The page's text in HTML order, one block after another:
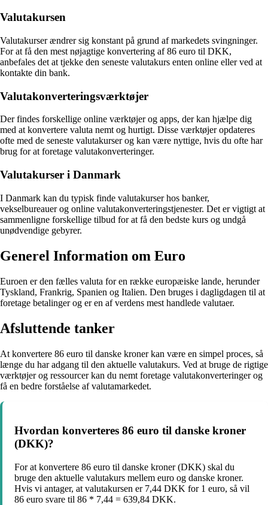
Valutakursen
Valutakurser ændrer sig konstant på grund af markedets svingninger.
For at få den mest nøjagtige konvertering af 86 euro til DKK,
anbefales det at tjekke den seneste valutakurs enten online eller ved at
kontakte din bank.
Valutakonverteringsværktøjer
Der findes forskellige online værktøjer og apps, der kan hjælpe dig
med at konvertere valuta nemt og hurtigt. Disse værktøjer opdateres
ofte med de seneste valutakurser og kan være nyttige, hvis du ofte har
brug for at foretage valutakonverteringer.
Valutakurser i Danmark
I Danmark kan du typisk finde valutakurser hos banker,
vekselbureauer og online valutakonverteringstjenester. Det er vigtigt at
sammenligne forskellige tilbud for at få den bedste kurs og undgå
unødvendige gebyrer.
Generel Information om Euro
Euroen er den fælles valuta for en række europæiske lande, herunder
Tyskland, Frankrig, Spanien og Italien. Den bruges i dagligdagen til at
foretage betalinger og er en af verdens mest handlede valutaer.
Afsluttende tanker
At konvertere 86 euro til danske kroner kan være en simpel proces, så
længe du har adgang til den aktuelle valutakurs. Ved at bruge de rigtige
værktøjer og ressourcer kan du nemt foretage valutakonverteringer og
få en bedre forståelse af valutamarkedet.
Hvordan konverteres 86 euro til danske kroner
(DKK)?
For at konvertere 86 euro til danske kroner (DKK) skal du
bruge den aktuelle valutakurs mellem euro og danske kroner.
Hvis vi antager, at valutakursen er 7,44 DKK for 1 euro, så vil
86 euro svare til 86 * 7,44 = 639,84 DKK.